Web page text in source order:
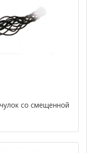
со смещенной